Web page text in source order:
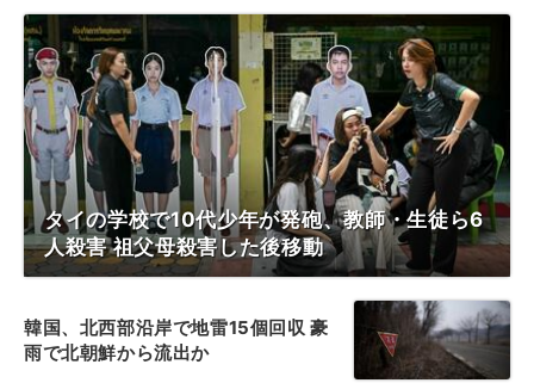
タイの学校で10代少年が発砲、教師・生徒ら6
人殺害 祖父母殺害した後移動
韓国、北西部沿岸で地雷15個回収 豪
雨で北朝鮮から流出か